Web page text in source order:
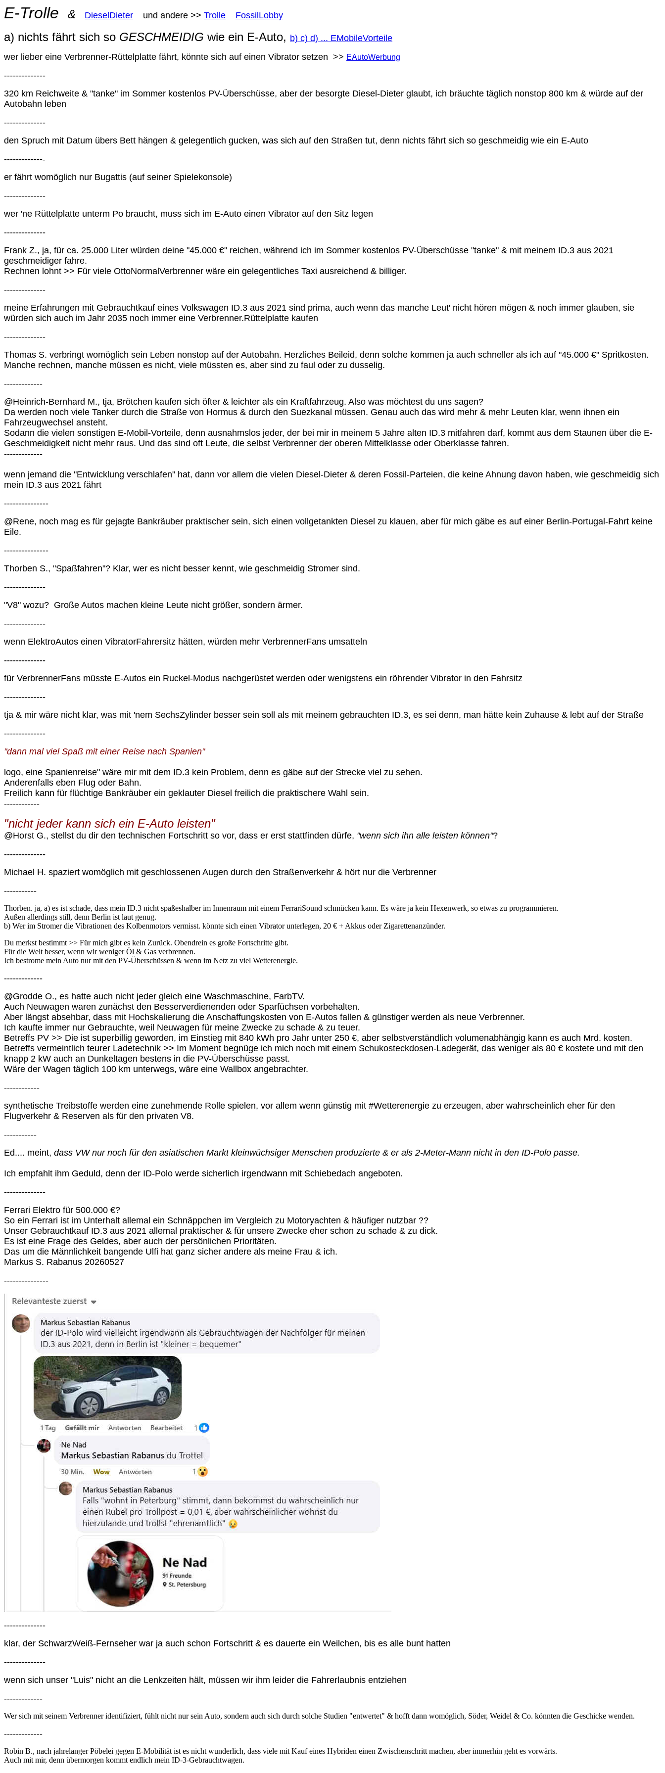
E-Trolle & DieselDieter und andere >> Trolle FossilLobby
a) nichts fährt sich so GESCHMEIDIG wie ein E-Auto, b) c) d) ... EMobileVorteile
wer lieber eine Verbrenner-Rüttelplatte fährt, könnte sich auf einen Vibrator setzen >> EAutoWerbung
--------------
320 km Reichweite & "tanke" im Sommer kostenlos PV-Überschüsse, aber der besorgte Diesel-Dieter glaubt, ich bräuchte täglich nonstop 800 km & würde auf der
Autobahn leben
--------------
den Spruch mit Datum übers Bett hängen & gelegentlich gucken, was sich auf den Straßen tut, denn nichts fährt sich so geschmeidig wie ein E-Auto
--------------
er fährt womöglich nur Bugattis (auf seiner Spielekonsole)
--------------
wer 'ne Rüttelplatte unterm Po braucht, muss sich im E-Auto einen Vibrator auf den Sitz legen
--------------
Frank Z., ja, für ca. 25.000 Liter würden deine "45.000 €" reichen, während ich im Sommer kostenlos PV-Überschüsse "tanke" & mit meinem ID.3 aus 2021
geschmeidiger fahre.
Rechnen lohnt >> Für viele OttoNormalVerbrenner wäre ein gelegentliches Taxi ausreichend & billiger.
--------------
meine Erfahrungen mit Gebrauchtkauf eines Volkswagen ID.3 aus 2021 sind prima, auch wenn das manche Leut' nicht hören mögen & noch immer glauben, sie
würden sich auch im Jahr 2035 noch immer eine Verbrenner.Rüttelplatte kaufen
--------------
Thomas S. verbringt womöglich sein Leben nonstop auf der Autobahn. Herzliches Beileid, denn solche kommen ja auch schneller als ich auf "45.000 €" Spritkosten.
Manche rechnen, manche müssen es nicht, viele müssten es, aber sind zu faul oder zu dusselig.
-------------
@Heinrich-Bernhard M., tja, Brötchen kaufen sich öfter & leichter als ein Kraftfahrzeug. Also was möchtest du uns sagen?
Da werden noch viele Tanker durch die Straße von Hormus & durch den Suezkanal müssen. Genau auch das wird mehr & mehr Leuten klar, wenn ihnen ein
Fahrzeugwechsel ansteht.
Sodann die vielen sonstigen E-Mobil-Vorteile, denn ausnahmslos jeder, der bei mir in meinem 5 Jahre alten ID.3 mitfahren darf, kommt aus dem Staunen über die E-
Geschmeidigkeit nicht mehr raus. Und das sind oft Leute, die selbst Verbrenner der oberen Mittelklasse oder Oberklasse fahren.
-------------
wenn jemand die "Entwicklung verschlafen" hat, dann vor allem die vielen Diesel-Dieter & deren Fossil-Parteien, die keine Ahnung davon haben, wie geschmeidig sich
mein ID.3 aus 2021 fährt
---------------
@Rene, noch mag es für gejagte Bankräuber praktischer sein, sich einen vollgetankten Diesel zu klauen, aber für mich gäbe es auf einer Berlin-Portugal-Fahrt keine
Eile.
---------------
Thorben S., "Spaßfahren"? Klar, wer es nicht besser kennt, wie geschmeidig Stromer sind.
--------------
"V8" wozu? Große Autos machen kleine Leute nicht größer, sondern ärmer.
--------------
wenn ElektroAutos einen VibratorFahrersitz hätten, würden mehr VerbrennerFans umsatteln
--------------
für VerbrennerFans müsste E-Autos ein Ruckel-Modus nachgerüstet werden oder wenigstens ein röhrender Vibrator in den Fahrsitz
--------------
tja & mir wäre nicht klar, was mit 'nem SechsZylinder besser sein soll als mit meinem gebrauchten ID.3, es sei denn, man hätte kein Zuhause & lebt auf der Straße
--------------
"dann mal viel Spaß mit einer Reise nach Spanien"
logo, eine Spanienreise" wäre mir mit dem ID.3 kein Problem, denn es gäbe auf der Strecke viel zu sehen.
Anderenfalls eben Flug oder Bahn.
Freilich kann für flüchtige Bankräuber ein geklauter Diesel freilich die praktischere Wahl sein.
------------
"nicht jeder kann sich ein E-Auto leisten"
@Horst G., stellst du dir den technischen Fortschritt so vor, dass er erst stattfinden dürfe, "wenn sich ihn alle leisten können"?
--------------
Michael H. spaziert womöglich mit geschlossenen Augen durch den Straßenverkehr & hört nur die Verbrenner
-----------
Thorben. ja, a) es ist schade, dass mein ID.3 nicht spaßeshalber im Innenraum mit einem FerrariSound schmücken kann. Es wäre ja kein Hexenwerk, so etwas zu programmieren.
Außen allerdings still, denn Berlin ist laut genug.
b) Wer im Stromer die Vibrationen des Kolbenmotors vermisst. könnte sich einen Vibrator unterlegen, 20 € + Akkus oder Zigarettenanzünder.
Du merkst bestimmt >> Für mich gibt es kein Zurück. Obendrein es große Fortschritte gibt.
Für die Welt besser, wenn wir weniger Öl & Gas verbrennen.
Ich bestrome mein Auto nur mit den PV-Überschüssen & wenn im Netz zu viel Wetterenergie.
-------------
@Grodde O., es hatte auch nicht jeder gleich eine Waschmaschine, FarbTV.
Auch Neuwagen waren zunächst den Besserverdienenden oder Sparfüchsen vorbehalten.
Aber längst absehbar, dass mit Hochskalierung die Anschaffungskosten von E-Autos fallen & günstiger werden als neue Verbrenner.
Ich kaufte immer nur Gebrauchte, weil Neuwagen für meine Zwecke zu schade & zu teuer.
Betreffs PV >> Die ist superbillig geworden, im Einstieg mit 840 kWh pro Jahr unter 250 €, aber selbstverständlich volumenabhängig kann es auch Mrd. kosten.
Betreffs vermeintlich teurer Ladetechnik >> Im Moment begnüge ich mich noch mit einem Schukosteckdosen-Ladegerät, das weniger als 80 € kostete und mit den
knapp 2 kW auch an Dunkeltagen bestens in die PV-Überschüsse passt.
Wäre der Wagen täglich 100 km unterwegs, wäre eine Wallbox angebrachter.
------------
synthetische Treibstoffe werden eine zunehmende Rolle spielen, vor allem wenn günstig mit #Wetterenergie zu erzeugen, aber wahrscheinlich eher für den
Flugverkehr & Reserven als für den privaten V8.
-----------
Ed.... meint, dass VW nur noch für den asiatischen Markt kleinwüchsiger Menschen produzierte & er als 2-Meter-Mann nicht in den ID-Polo passe.
Ich empfahlt ihm Geduld, denn der ID-Polo werde sicherlich irgendwann mit Schiebedach angeboten.
--------------
Ferrari Elektro für 500.000 €?
So ein Ferrari ist im Unterhalt allemal ein Schnäppchen im Vergleich zu Motoryachten & häufiger nutzbar ??
Unser Gebrauchtkauf ID.3 aus 2021 allemal praktischer & für unsere Zwecke eher schon zu schade & zu dick.
Es ist eine Frage des Geldes, aber auch der persönlichen Prioritäten.
Das um die Männlichkeit bangende Ulfi hat ganz sicher andere als meine Frau & ich.
Markus S. Rabanus 20260527
---------------
--------------
klar, der SchwarzWeiß-Fernseher war ja auch schon Fortschritt & es dauerte ein Weilchen, bis es alle bunt hatten
--------------
wenn sich unser "Luis" nicht an die Lenkzeiten hält, müssen wir ihm leider die Fahrerlaubnis entziehen
-------------
Wer sich mit seinem Verbrenner identifiziert, fühlt nicht nur sein Auto, sondern auch sich durch solche Studien "entwertet" & hofft dann womöglich, Söder, Weidel & Co. könnten die Geschicke wenden.
-------------
Robin B., nach jahrelanger Pöbelei gegen E-Mobilität ist es nicht wunderlich, dass viele mit Kauf eines Hybriden einen Zwischenschritt machen, aber immerhin geht es vorwärts.
Auch mit mir, denn übermorgen kommt endlich mein ID-3-Gebrauchtwagen.